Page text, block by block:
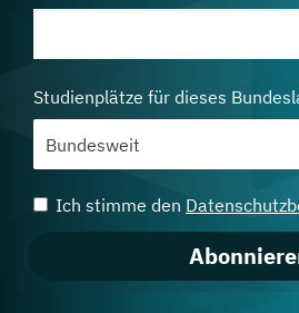
Studienplätze für dieses
Ich stimme den